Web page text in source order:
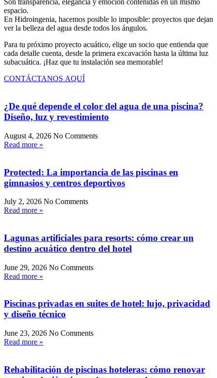
Son transparencia, elegancia y emoción contenidas en un mismo
espacio.
En Hidroingenia, hacemos posible lo imposible: proyectos que dejan
ver la belleza del agua desde todos los ángulos.
Para tu próximo proyecto acuático, elige un socio que entienda que
cada detalle cuenta, desde la primera excavación hasta la última luz
subacuática. ¡Haz que tu instalación sea memorable!
CONTÁCTANOS AQUÍ
¿De qué depende el color del agua de una piscina?
Diseño, luz y revestimiento
August 4, 2026 No Comments
Read more »
Protected: La importancia de las piscinas en
gimnasios y centros deportivos
July 2, 2026 No Comments
Read more »
Lagunas artificiales para resorts: cómo crear un
destino acuático dentro del hotel
June 29, 2026 No Comments
Read more »
Piscinas privadas en suites de hotel: lujo, privacidad
y diseño técnico
June 23, 2026 No Comments
Read more »
Rehabilitación de piscinas hoteleras: cómo renovar